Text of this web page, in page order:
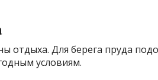
отдыха. Для берега пруда
условиям.